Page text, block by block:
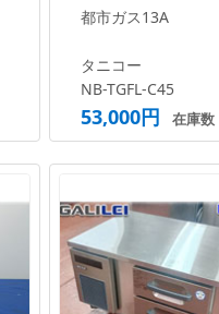
都市ガス13A
タニコー
NB-TGFL-C45
53,000円 在庫数